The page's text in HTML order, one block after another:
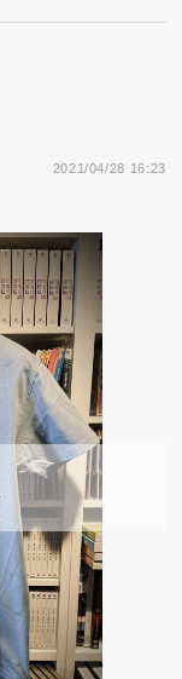
2021/04/28 16:23